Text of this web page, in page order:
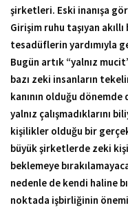
şirketleri. Eski inanışa
Girişim ruhu taşıyan
tesadüflerin yardımıyla
Bugün artık “yalnız
bazı zeki insanların
kanının olduğu dönemde
yalnız çalışmadıklarını
kişilikler olduğu bir
büyük şirketlerde zeki
beklemeye
nedenle de kendi haline
noktada işbirliğinin